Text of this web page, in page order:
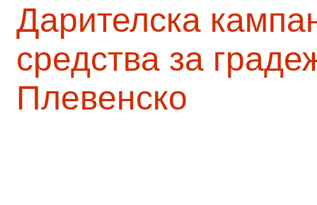
Дарителска
средства за
Плевенско